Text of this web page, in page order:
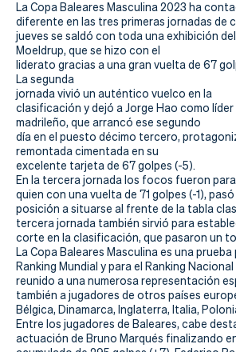
La Copa Baleares Masculina 2023 ha
diferente en las tres primeras jornadas de
jueves se saldó con toda una exhibición
Moeldrup, que se hizo con el
liderato gracias a una gran vuelta de 67
La segunda
jornada vivió un auténtico vuelco en la
clasificación y dejó a Jorge Hao como líder
madrileño, que arrancó ese segundo
día en el puesto décimo tercero,
remontada cimentada en su
excelente tarjeta de 67 golpes (-5).
En la tercera jornada los focos fueron
quien con una vuelta de 71 golpes (-1),
posición a situarse al frente de la tabla
tercera jornada también sirvió para
corte en la clasificación, que pasaron un
La Copa Baleares Masculina es una prueba
Ranking Mundial y para el Ranking
reunido a una numerosa representación
también a jugadores de otros países
Bélgica, Dinamarca, Inglaterra, Italia,
Entre los jugadores de Baleares, cabe
actuación de Bruno Marqués finalizando